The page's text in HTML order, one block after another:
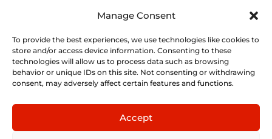
Manage Consent
To provide the best experiences, we use technologies like cookies to
store and/or access device information. Consenting to these
technologies will allow us to process data such as browsing
behavior or unique IDs on this site. Not consenting or withdrawing
consent, may adversely affect certain features and functions.
Accept
Dev:AdriaBox
Fotografije, tehnički podaci, cijene i opisi na ovoj
stranici su informativnog karaktera i podložni
izmjenama bez prethodne najave. Za točne